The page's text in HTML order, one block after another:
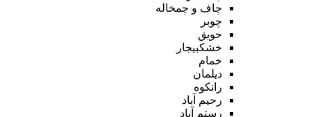
چاف و چمخاله
چوبر
حویق
خشکبیجار
خمام
دیلمان
رانکوه
رحیم آباد
رستم آباد